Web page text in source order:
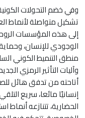
وفي خضم التحولات
تشكيل متواصلة لأنماط
إلى هذه المؤسسات
الوجودي للإنسان،
منطق التنميط الكوني
وآليات التأثير الرمزي
أتاحته من تدفق هائل
إنسانيًا مائعا، سريع
الحضارية، تتنازعه